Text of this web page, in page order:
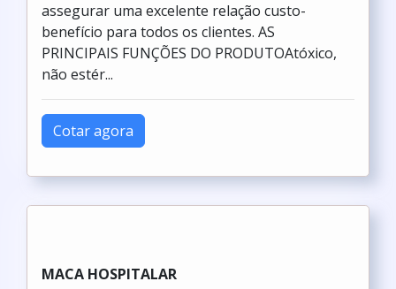
LENÇOL HOSPITALAR DESCARTÁVEL